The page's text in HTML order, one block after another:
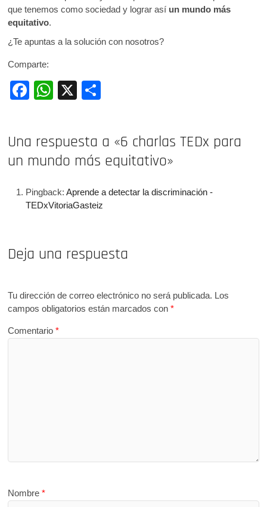
que tenemos como sociedad y lograr así un mundo más
equitativo.
¿Te apuntas a la solución con nosotros?
Comparte:
F
e
b
o
o
W
s
A
p
p
X
p
ar
tir
Una respuesta a «6 charlas TEDx para
un mundo más equitativo»
Pingback:Aprende a detectar la discriminación -
TEDxVitoriaGasteiz
Deja una respuesta
Tu dirección de correo electrónico no será publicada. Los
campos obligatorios están marcados con*
Comentario*
Nombre*